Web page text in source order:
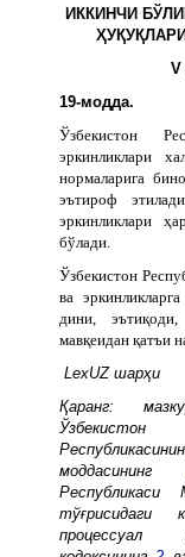
ИККИНЧИ
V
19-модда.
Ўзбекистон
эркинликлари
нормаларига
эътироф
эркинликлари
бўлади.
Ўзбекистон
ва
дини,
мавқеидан қатъи
LexUZ шарҳи
Қаранг:
Ўзбекистон
моддасининг
тўғрисидаги
процессуал